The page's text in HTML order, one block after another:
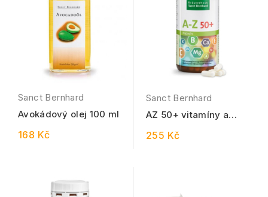
Sanct Bernhard
Avokádový olej 100 ml
168 Kč
Sanct Bernhard
AZ 50+ vitamíny a
255 Kč